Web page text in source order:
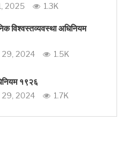
2025 1.3K
विश्वस्तव्यवस्था अधिनियम
29, 2024 1.5K
१९२६
29, 2024 1.7K